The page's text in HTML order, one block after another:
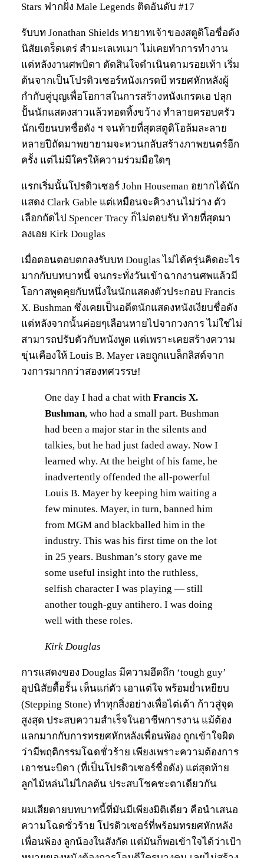
Stars ฟากฝั่ง Male Legends ติดอันดับ #17
รับบท Jonathan Shields ทายาทเจ้าของสตูดิโอชื่อดัง
นิสัยเตร็ดเตร่ สำมะเลเทเมา ไม่เคยทำการทำงาน
แต่หลังงานศพบิดา ตัดสินใจดำเนินตามรอยเท้า เริ่ม
ต้นจากเป็นโปรดิวเซอร์หนังเกรดบี ทรยศหักหลังผู้
กำกับคู่บุญเพื่อโอกาสในการสร้างหนังเกรดเอ ปลุก
ปั้นนักแสดงสาวแล้วทอดทิ้งขว้าง ทำลายครอบครัว
นักเขียนบทชื่อดัง ฯ จนท้ายที่สุดสตูดิโอล้มละลาย
หลายปีถัดมาพยายามจะหวนกลับสร้างภาพยนตร์อีก
ครั้ง แต่ไม่มีใครให้ความร่วมมือใดๆ
แรกเริ่มนั้นโปรดิวเซอร์ John Houseman อยากได้นัก
แสดง Clark Gable แต่เหมือนจะคิวงานไม่ว่าง ตัว
เลือกถัดไป Spencer Tracy ก็ไม่ตอบรับ ท้ายที่สุดมา
ลงเอย Kirk Douglas
เมื่อตอนตอบตกลงรับบท Douglas ไม่ได้ครุ่นคิดอะไร
มากกับบทบาทนี้ จนกระทั่งวันเข้าฉากงานศพแล้วมี
โอกาสพูดคุยกับหนึ่งในนักแสดงตัวประกอบ Francis
X. Bushman ซึ่งเคยเป็นอดีตนักแสดงหนังเงียบชื่อดัง
แต่หลังจากนั้นค่อยๆเลือนหายไปจากวงการ ไม่ใช่ไม่
สามารถปรับตัวกับหนังพูด แต่เพราะเคยสร้างความ
ขุ่นเคืองให้ Louis B. Mayer เลยถูกแบล็กลิสต์จาก
วงการมากกว่าสองทศวรรษ!
One day I had a chat with Francis X.
Bushman, who had a small part. Bushman
had been a major star in the silents and
talkies, but he had just faded away. Now I
learned why. At the height of his fame, he
inadvertently offended the all-powerful
Louis B. Mayer by keeping him waiting a
few minutes. Mayer, in turn, banned him
from MGM and blackballed him in the
industry. This was his first time on the lot
in 25 years. Bushman’s story gave me
some useful insight into the ruthless,
selfish character I was playing — still
another tough-guy antihero. I was doing
well with these roles.
Kirk Douglas
การแสดงของ Douglas มีความอึดถึก ‘tough guy’
อุปนิสัยดื้อรั้น เห็นแก่ตัว เอาแต่ใจ พร้อมย่ำเหยียบ
(Stepping Stone) ทำทุกสิ่งอย่างเพื่อไต่เต้า ก้าวสู่จุด
สูงสุด ประสบความสำเร็จในอาชีพการงาน แม้ต้อง
แลกมากกับการทรยศหักหลังเพื่อนพ้อง ถูกเข้าใจผิด
ว่ามีพฤติกรรมโฉดชั่วร้าย เพียงเพราะความต้องการ
เอาชนะบิดา (ที่เป็นโปรดิวเซอร์ชื่อดัง) แต่สุดท้าย
ลูกไม้หล่นไม่ไกลต้น ประสบโชคชะตาเดียวกัน
ผมเสียดายบทบาทนี้ที่มันมีเพียงมิติเดียว คือนำเสนอ
ความโฉดชั่วร้าย โปรดิวเซอร์ที่พร้อมทรยศหักหลัง
เพื่อนพ้อง ลูกน้องในสังกัด แต่มันก็พอเข้าใจได้ว่าเป้า